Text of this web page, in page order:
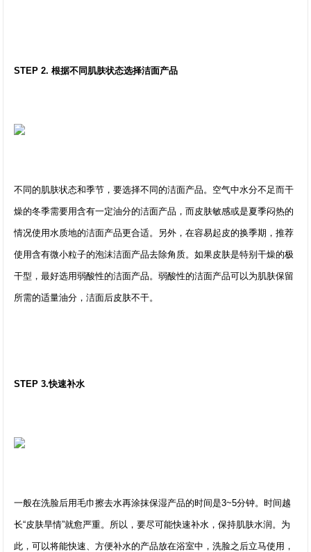
STEP 2. 根据不同肌肤状态选择洁面产品
不同的肌肤状态和季节，要选择不同的洁面产品。空气中水分不足而干
燥的冬季需要用含有一定油分的洁面产品，而皮肤敏感或是夏季闷热的
情况使用水质地的洁面产品更合适。另外，在容易起皮的换季期，推荐
使用含有微小粒子的泡沫洁面产品去除角质。如果皮肤是特别干燥的极
干型，最好选用弱酸性的洁面产品。弱酸性的洁面产品可以为肌肤保留
所需的适量油分，洁面后皮肤不干。
STEP 3.快速补水
一般在洗脸后用毛巾擦去水再涂抹保湿产品的时间是3~5分钟。时间越
长“皮肤旱情”就愈严重。所以，要尽可能快速补水，保持肌肤水润。为
此，可以将能快速、方便补水的产品放在浴室中，洗脸之后立马使用，